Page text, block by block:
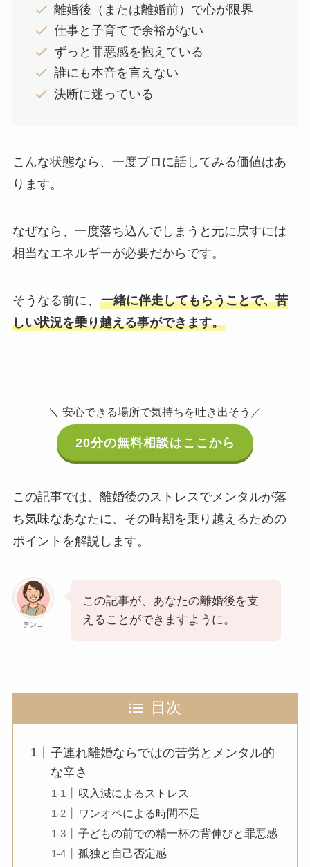
離婚後（または離婚前）で心が限界
仕事と子育てで余裕がない
ずっと罪悪感を抱えている
誰にも本音を言えない
決断に迷っている
こんな状態なら、一度プロに話してみる価値はあ
ります。
なぜなら、一度落ち込んでしまうと元に戻すには
相当なエネルギーが必要だからです。
そうなる前に、 一緒に伴走してもらうことで、苦
しい状況を乗り越える事ができます。
＼ 安心できる場所で気持ちを吐き出そう／
20分の無料相談はここから
この記事では、離婚後のストレスでメンタルが落
ち気味なあなたに、その時期を乗り越えるための
ポイントを解説します。
テンコ
この記事が、あなたの離婚後を支
えることができますように。
目次
子連れ離婚ならではの苦労とメンタル的
な辛さ
収入減によるストレス
ワンオペによる時間不足
子どもの前での精一杯の背伸びと罪悪感
孤独と自己否定感